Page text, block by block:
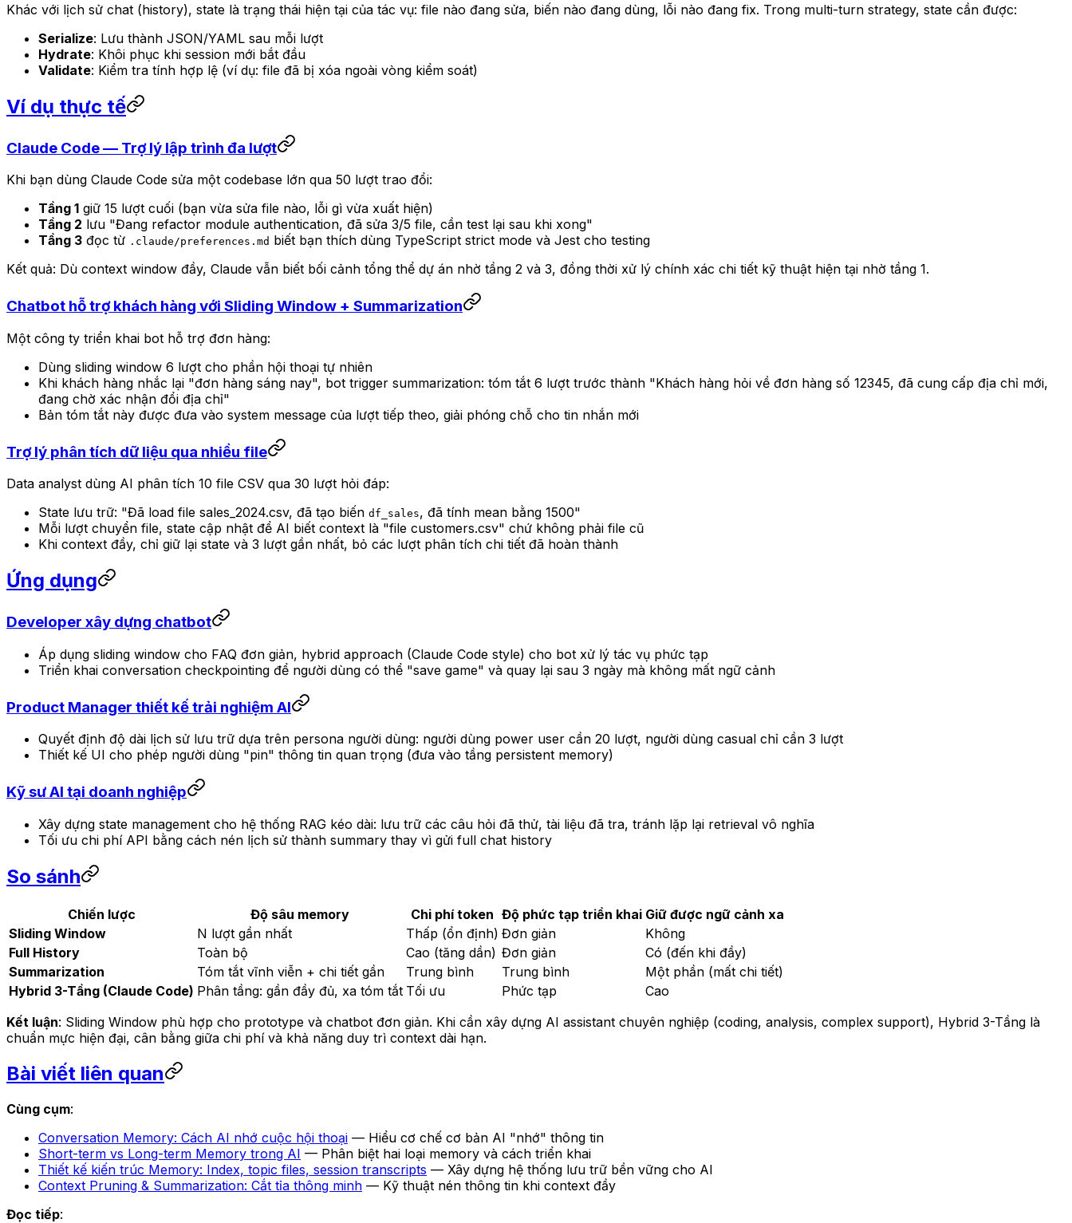
Khác với lịch sử chat (history), state là trạng thái hiện tại của tác vụ: file nào đang sửa, biến nào đang dùng, lỗi nào đang fix. Trong multi-turn strategy, state cần được:
Serialize: Lưu thành JSON/YAML sau mỗi lượt
Hydrate: Khôi phục khi session mới bắt đầu
Validate: Kiểm tra tính hợp lệ (ví dụ: file đã bị xóa ngoài vòng kiểm soát)
Ví dụ thực tế
Claude Code — Trợ lý lập trình đa lượt
Khi bạn dùng Claude Code sửa một codebase lớn qua 50 lượt trao đổi:
Tầng 1 giữ 15 lượt cuối (bạn vừa sửa file nào, lỗi gì vừa xuất hiện)
Tầng 2 lưu "Đang refactor module authentication, đã sửa 3/5 file, cần test lại sau khi xong"
Tầng 3 đọc từ .claude/preferences.md biết bạn thích dùng TypeScript strict mode và Jest cho testing
Kết quả: Dù context window đầy, Claude vẫn biết bối cảnh tổng thể dự án nhờ tầng 2 và 3, đồng thời xử lý chính xác chi tiết kỹ thuật hiện tại nhờ tầng 1.
Chatbot hỗ trợ khách hàng với Sliding Window + Summarization
Một công ty triển khai bot hỗ trợ đơn hàng:
Dùng sliding window 6 lượt cho phần hội thoại tự nhiên
Khi khách hàng nhắc lại "đơn hàng sáng nay", bot trigger summarization: tóm tắt 6 lượt trước thành "Khách hàng hỏi về đơn hàng số 12345, đã cung cấp địa chỉ mới,
đang chờ xác nhận đổi địa chỉ"
Bản tóm tắt này được đưa vào system message của lượt tiếp theo, giải phóng chỗ cho tin nhắn mới
Trợ lý phân tích dữ liệu qua nhiều file
Data analyst dùng AI phân tích 10 file CSV qua 30 lượt hỏi đáp:
State lưu trữ: "Đã load file sales_2024.csv, đã tạo biến df_sales, đã tính mean bằng 1500"
Mỗi lượt chuyển file, state cập nhật để AI biết context là "file customers.csv" chứ không phải file cũ
Khi context đầy, chỉ giữ lại state và 3 lượt gần nhất, bỏ các lượt phân tích chi tiết đã hoàn thành
Ứng dụng
Developer xây dựng chatbot
Áp dụng sliding window cho FAQ đơn giản, hybrid approach (Claude Code style) cho bot xử lý tác vụ phức tạp
Triển khai conversation checkpointing để người dùng có thể "save game" và quay lại sau 3 ngày mà không mất ngữ cảnh
Product Manager thiết kế trải nghiệm AI
Quyết định độ dài lịch sử lưu trữ dựa trên persona người dùng: người dùng power user cần 20 lượt, người dùng casual chỉ cần 3 lượt
Thiết kế UI cho phép người dùng "pin" thông tin quan trọng (đưa vào tầng persistent memory)
Kỹ sư AI tại doanh nghiệp
Xây dựng state management cho hệ thống RAG kéo dài: lưu trữ các câu hỏi đã thử, tài liệu đã tra, tránh lặp lại retrieval vô nghĩa
Tối ưu chi phí API bằng cách nén lịch sử thành summary thay vì gửi full chat history
So sánh
Chiến lược Độ sâu memory Chi phí token Độ phức tạp triển khai Giữ được ngữ cảnh xa
Sliding Window
N lượt gần nhất Thấp (ổn định) Đơn giản
Không
Full History
Toàn bộ Cao (tăng dần) Đơn giản
Có (đến khi đầy)
Summarization
Tóm tắt vĩnh viễn + chi tiết gần Trung bình Trung bình
Một phần (mất chi tiết)
Hybrid 3-Tầng (Claude Code) Phân tầng: gần đầy đủ, xa tóm tắt Tối ưu Phức tạp
Cao
Kết luận: Sliding Window phù hợp cho prototype và chatbot đơn giản. Khi cần xây dựng AI assistant chuyên nghiệp (coding, analysis, complex support), Hybrid 3-Tầng là
chuẩn mực hiện đại, cân bằng giữa chi phí và khả năng duy trì context dài hạn.
Bài viết liên quan
Cùng cụm:
Conversation Memory: Cách AI nhớ cuộc hội thoại — Hiểu cơ chế cơ bản AI "nhớ" thông tin
Short-term vs Long-term Memory trong AI — Phân biệt hai loại memory và cách triển khai
Thiết kế kiến trúc Memory: Index, topic files, session transcripts — Xây dựng hệ thống lưu trữ bền vững cho AI
Context Pruning & Summarization: Cắt tỉa thông minh — Kỹ thuật nén thông tin khi context đầy
Đọc tiếp: